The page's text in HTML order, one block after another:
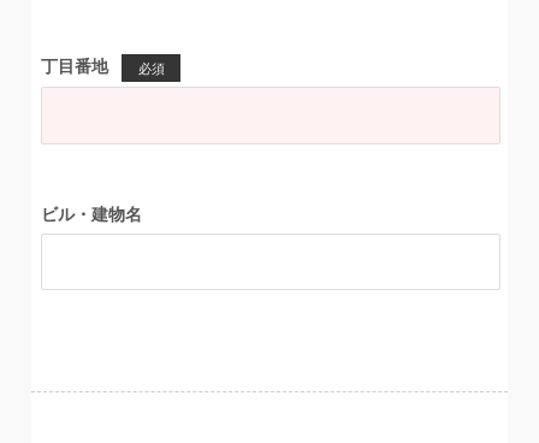
丁目番地 必須
ビル・建物名